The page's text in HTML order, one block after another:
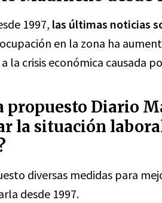
1997, las últimas noticias
en la zona ha
la crisis económica causada
propuesto Diario
la situación
diversas medidas para
desde 1997.